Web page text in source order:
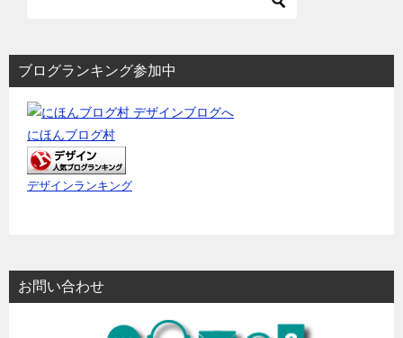
ブログランキング参加中
にほんブログ村
デザインランキング
お問い合わせ